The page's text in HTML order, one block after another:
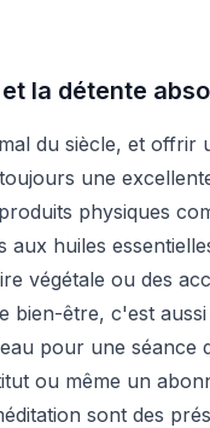
la détente
du siècle, et offrir
une
physiques
aux huiles
végétale ou des
bien-être, c'est
pour une séance
ou même un
sont des